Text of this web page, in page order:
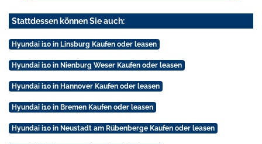
Stattdessen können Sie auch:
Hyundai i10 in Linsburg Kaufen oder leasen
Hyundai i10 in Nienburg Weser Kaufen oder leasen
Hyundai i10 in Hannover Kaufen oder leasen
Hyundai i10 in Bremen Kaufen oder leasen
Hyundai i10 in Neustadt am Rübenberge Kaufen oder leasen